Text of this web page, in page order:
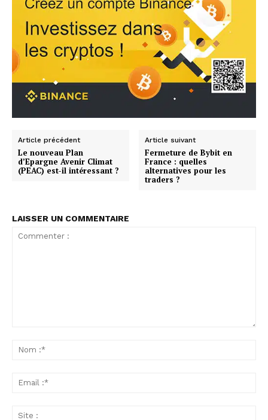
Article précédent
Le nouveau Plan
d’Epargne Avenir Climat
(PEAC) est-il intéressant ?
Article suivant
Fermeture de Bybit en
France : quelles
alternatives pour les
traders ?
LAISSER UN COMMENTAIRE